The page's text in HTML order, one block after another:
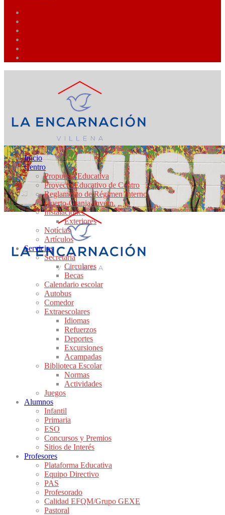
Inicio
Centro
Propuesta Educativa
Proyecto Educativo de Centro
Reglamento de Régimen Interno
Huerto-Granja-Invern.
Instalaciones
Exteriores
Notícias
Artículos
Servicios
Secretaría
Circulares
Becas
Calendario escolar
Autobus
Comedor
Extraescolares
Idiomas
Refuerzos
Deportes
Excursiones
Acampadas
Biblioteca Escolar
Normas
Actividades
Juegos
Alumnos
Infantil
Primaria
ESO
Concursos y Premios
Sitios de Interés
Profesores
Plataforma Educativa
Equipo Directivo
PAS
Profesorado
Calidad EFQM/Grupo GEXE
Pastoral